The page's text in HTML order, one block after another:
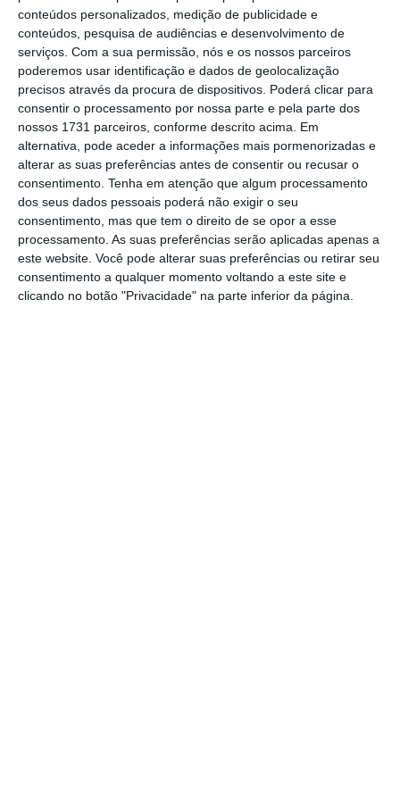
conteúdos personalizados, medição de publicidade e
conteúdos, pesquisa de audiências e desenvolvimento de
serviços. Com a sua permissão, nós e os nossos parceiros
poderemos usar identificação e dados de geolocalização
precisos através da procura de dispositivos. Poderá clicar para
consentir o processamento por nossa parte e pela parte dos
nossos 1731 parceiros, conforme descrito acima. Em
alternativa, pode aceder a informações mais pormenorizadas e
alterar as suas preferências antes de consentir ou recusar o
consentimento. Tenha em atenção que algum processamento
dos seus dados pessoais poderá não exigir o seu
consentimento, mas que tem o direito de se opor a esse
processamento. As suas preferências serão aplicadas apenas a
este website. Você pode alterar suas preferências ou retirar seu
consentimento a qualquer momento voltando a este site e
clicando no botão "Privacidade" na parte inferior da página.
que os utilizadores que forem bloqueados podem
recorrercomprovando a idade através do envio
de fotografias do rosto, autorização de cartão
de crédito ou um documento de identificação
oficial.
A plataforma TikTok pediu aos pais que falem com
os filhos para garantirem honestidade em relação
às informações sobre a idade.
A nova lei australiana vai restringir o acesso às
plataformas digitais a menores de 16 anos, uma
medida sem precedentes a nível mundial. As